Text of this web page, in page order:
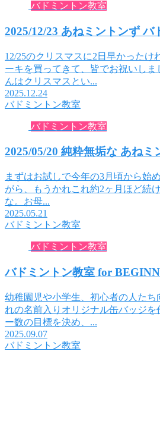
バドミントン教室
2025/12/23 あねミントンず
12/25のクリスマスに2日早かった
ーキを買ってきて、皆でお祝いし
んはクリスマスとい...
2025.12.24
バドミントン教室
バドミントン教室
2025/05/20 純粋無垢な あね
まずはお試しで今年の3月頃から始
がら、もうかれこれ約2ヶ月ほど続
な。お母...
2025.05.21
バドミントン教室
バドミントン教室
バドミントン教室 for
幼稚園児や小学生、初心者の人た
れの名前入りオリジナル缶バッジ
ー数の目標を決め、...
2025.09.07
バドミントン教室